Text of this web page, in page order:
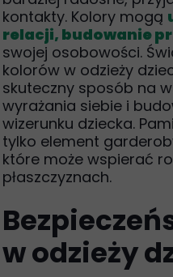
kontakty. Kolory mogą
relacji, budowanie
swojej osobowości.
kolorów w odzieży
skuteczny sposób na
wyrażania siebie i
wizerunku dziecka.
tylko element
które może wspierać
płaszczyznach.
w odzieży